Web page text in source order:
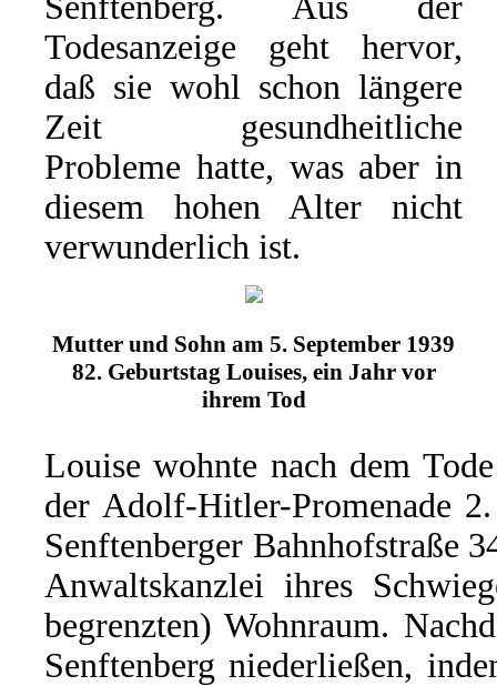
Todesanzeige geht hervor,
daß sie wohl schon längere
Zeit gesundheitliche
Probleme hatte, was aber in
diesem hohen Alter nicht
verwunderlich ist.
Mutter und Sohn am 5. September 1939
82. Geburtstag Louises, ein Jahr vor
ihrem Tod
Louise wohnte nach dem
der Adolf-Hitler-Promenade
Senftenberger Bahnhofstraße
Anwaltskanzlei ihres
begrenzten) Wohnraum.
Senftenberg niederließen,